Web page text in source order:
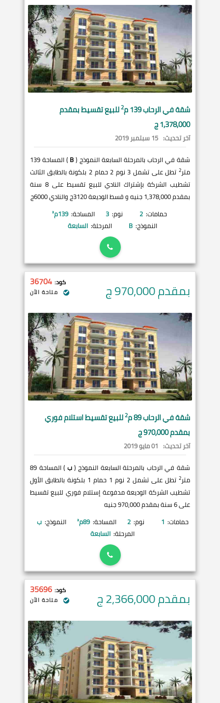
شقة فيالرحاب139 م 2للبيع تقسيط بمقدم
1,378,000 ج
آخر تحديث: 15 سبتمبر 2019
شقة في الرحاب بالمرحلة السابعة النموذج (B
) المساحة 139
متر2
تطل على تشمل 3 نوم 2 حمام 2 بلكونة بالطابق الثالث
تشطيب الشركة بإشتراك النادي للبيع تقسيط على 8 سنة
بمقدم 1,378,000 جنيه و قسط الوديعة 3120ج والنادي 6000ج
حمامات: 2 نوم: 3 المساحة: 139م²
النموذج: B المرحلة: السابعة
بمقدم 970,000 ج كود: 36704
متاحة الآن
شقة فيالرحاب89 م 2للبيع تقسيط استلام فوري
بمقدم 970,000 ج
آخر تحديث: 01 مايو 2019
شقة في الرحاب بالمرحلة السابعة النموذج (ب
) المساحة 89
متر2
تطل على تشمل 2 نوم 1 حمام 1 بلكونة بالطابق الأول
تشطيب الشركة الوديعة مدفوعة إستلام فوري للبيع تقسيط
على 6 سنة بمقدم 970,000 جنيه
حمامات: 1 نوم: 2 المساحة: 89م² النموذج: ب
المرحلة: السابعة
بمقدم 2,366,000 ج كود: 35696
متاحة الآن